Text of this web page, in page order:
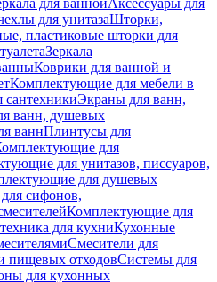
для ваннойАксессуары для
для унитазаШторки,
пластиковые шторки для
Зеркала
Коврики для ванной и
Комплектующие для мебели в
Экраны для ванн,
ванн, душевых
ваннПлинтусы для
для
для унитазов, писсуаров,
для душевых
сифонов,
Комплектующие для
для кухниКухонные
Смесители для
пищевых отходовСистемы для
для кухонных